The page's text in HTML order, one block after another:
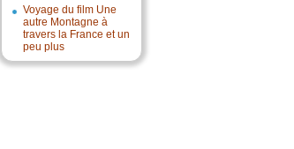
Voyage du film Une
autre Montagne à
travers la France et un
peu plus